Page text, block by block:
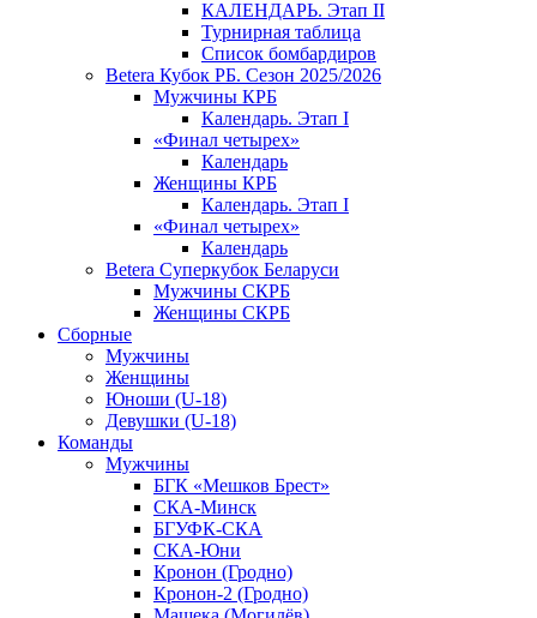
КАЛЕНДАРЬ. Этап II
Турнирная таблица
Список бомбардиров
Betera Кубок РБ. Сезон 2025/2026
Мужчины КРБ
Календарь. Этап I
«Финал четырех»
Календарь
Женщины КРБ
Календарь. Этап I
«Финал четырех»
Календарь
Betera Суперкубок Беларуси
Мужчины СКРБ
Женщины СКРБ
Сборные
Мужчины
Женщины
Юноши (U-18)
Девушки (U-18)
Команды
Мужчины
БГК «Мешков Брест»
СКА-Минск
БГУФК-СКА
СКА-Юни
Кронон (Гродно)
Кронон-2 (Гродно)